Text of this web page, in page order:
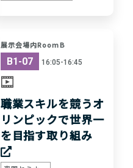
展示会場内RoomB
B1-07 16:05-16:45
職業スキルを競うオ
リンピックで世界一
を目指す取り組み